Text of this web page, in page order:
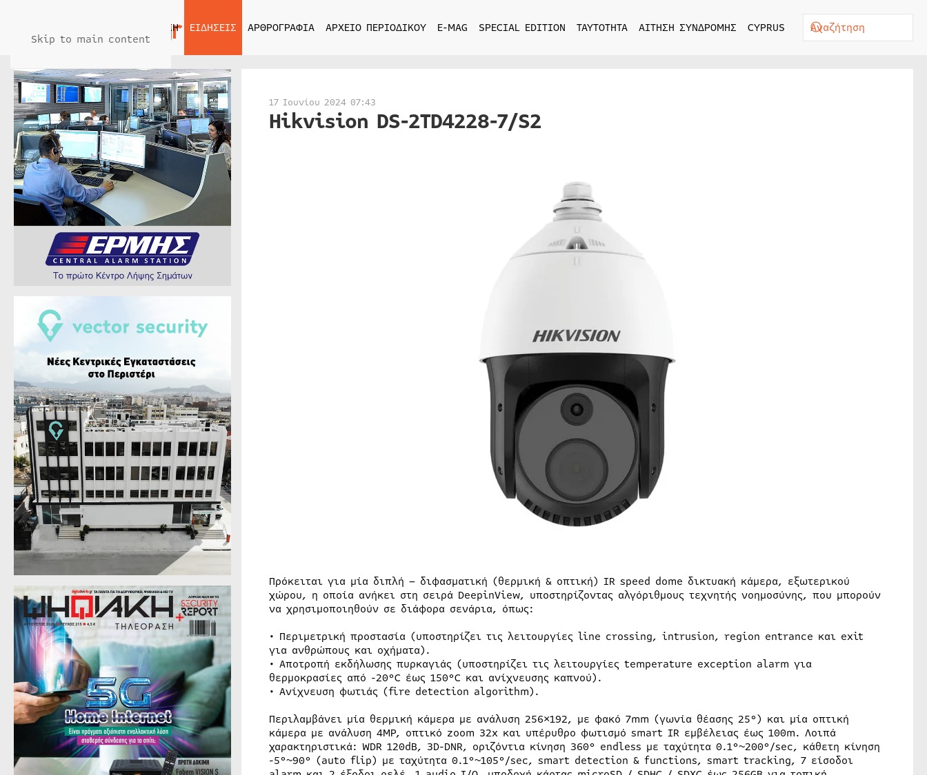
Skip to main content
ΑΡΧΙΚΗ ΕΙΔΗΣΕΙΣ ΑΡΘΡΟΓΡΑΦΙΑ ΑΡΧΕΙΟ ΠΕΡΙΟΔΙΚΟΥ E-MAG SPECIAL EDITION ΤΑΥΤΟΤΗΤΑ ΑΙΤΗΣΗ ΣΥΝΔΡΟΜΗΣ CYPRUS
17 Ιουνίου 2024 07:43
Hikvision DS-2TD4228-7/S2
Πρόκειται για μία διπλή – διφασματική (θερμική & οπτική) IR speed dome δικτυακή κάμερα, εξωτερικού
χώρου, η οποία ανήκει στη σειρά DeepinView, υποστηρίζοντας αλγόριθμους τεχνητής νοημοσύνης, που μπορούν
να χρησιμοποιηθούν σε διάφορα σενάρια, όπως:
• Περιμετρική προστασία (υποστηρίζει τις λειτουργίες line crossing, intrusion, region entrance και exit
για ανθρώπους και οχήματα).
• Αποτροπή εκδήλωσης πυρκαγιάς (υποστηρίζει τις λειτουργίες temperature exception alarm για
θερμοκρασίες από -20°C έως 150°C και ανίχνευσης καπνού).
• Ανίχνευση φωτιάς (fire detection algorithm).
Περιλαμβάνει μία θερμική κάμερα με ανάλυση 256×192, με φακό 7mm (γωνία θέασης 25°) και μία οπτική
κάμερα με ανάλυση 4MP, οπτικό zoom 32x και υπέρυθρο φωτισμό smart IR εμβέλειας έως 100m. Λοιπά
χαρακτηριστικά: WDR 120dB, 3D-DNR, οριζόντια κίνηση 360° endless με ταχύτητα 0.1°~200°/sec, κάθετη κίνηση
-5°~90° (auto flip) με ταχύτητα 0.1°~105°/sec, smart detection & functions, smart tracking, 7 είσοδοι